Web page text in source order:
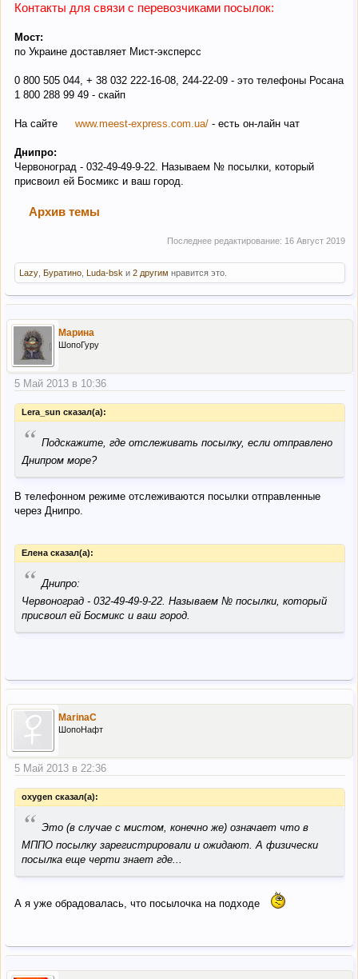
Контакты для связи с перевозчиками посылок:
Мост:
по Украине доставляет Мист-эксперсс
0 800 505 044, + 38 032 222-16-08, 244-22-09 - это телефоны Росана
1 800 288 99 49 - скайп
На сайте www.meest-express.com.ua/ - есть он-лайн чат
Днипро:
Червоноград - 032-49-49-9-22. Называем № посылки, который
присвоил ей Босмикс и ваш город.
Архив темы
Последнее редактирование: 16 Август 2019
Lazy Буратино Luda-bsk и 2 другим нравится это.
Марина
ШопоГуру
5 Май 2013 в 10:36
Lera_sun сказал(а):
“ Подскажите, где отслеживать посылку, если отправлено
Днипром море?
В телефонном режиме отслеживаются посылки отправленные
через Днипро.
Елена сказал(а):
“ Днипро:
Червоноград - 032-49-49-9-22. Называем № посылки, который
присвоил ей Босмикс и ваш город.
MarinaC
ШопоНафт
5 Май 2013 в 22:36
oxygen сказал(а):
“ Это (в случае с мистом, конечно же) означает что в
МППО посылку зарегистрировали и ожидают. А физически
посылка еще черти знает где...
А я уже обрадовалась, что посылочка на подходе